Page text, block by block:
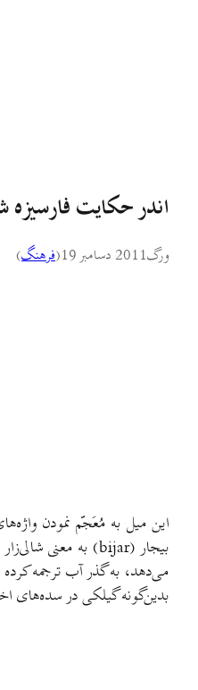
اندر حکایت
ورگ2011 دسامبر 19 (فرهنگ)
این میل به مُعَجّم نمودن
بدین‌گونه گیلکی در سده‌های